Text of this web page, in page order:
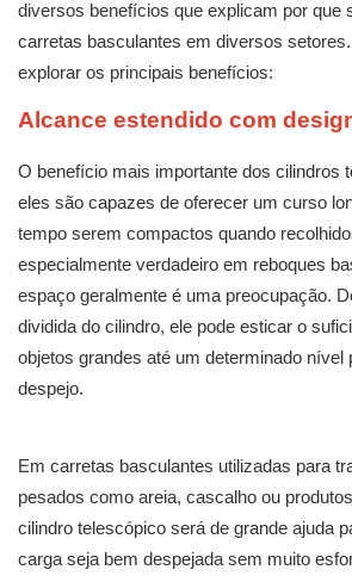
diversos benefícios que explicam por que
carretas basculantes em diversos setores.
explorar os principais benefícios:
Alcance estendido com
O benefício mais importante dos cilindros
eles são capazes de oferecer um curso
tempo serem compactos quando
especialmente verdadeiro em reboques
espaço geralmente é uma preocupação.
dividida do cilindro, ele pode esticar o
objetos grandes até um determinado nível
despejo.
Em carretas basculantes utilizadas para
pesados ​​como areia, cascalho ou
cilindro telescópico será de grande ajuda
carga seja bem despejada sem muito